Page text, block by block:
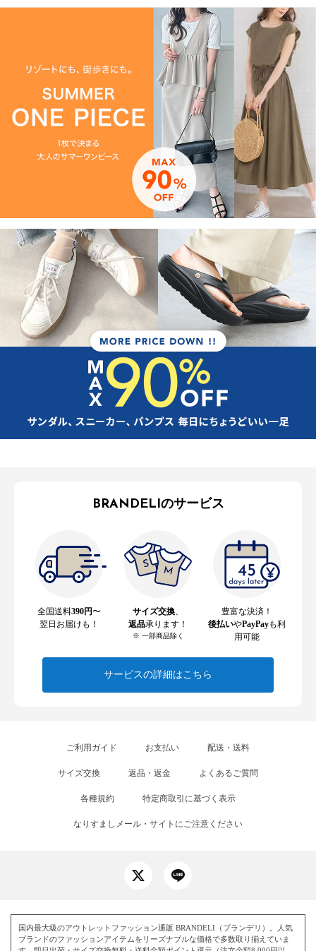
BRANDELIのサービス
全国送料390円〜
翌日お届けも！
サイズ交換、
返品承ります！
※ 一部商品除く
豊富な決済！
後払いやPayPayも利
用可能
サービスの詳細はこちら
ご利用ガイド お支払い 配送・送料
サイズ交換 返品・返金 よくあるご質問
各種規約 特定商取引に基づく表示
なりすましメール・サイトにご注意ください
国内最大級のアウトレットファッション通販 BRANDELI（ブランデリ）。人気
ブランドのファッションアイテムをリーズナブルな価格で多数取り揃えていま